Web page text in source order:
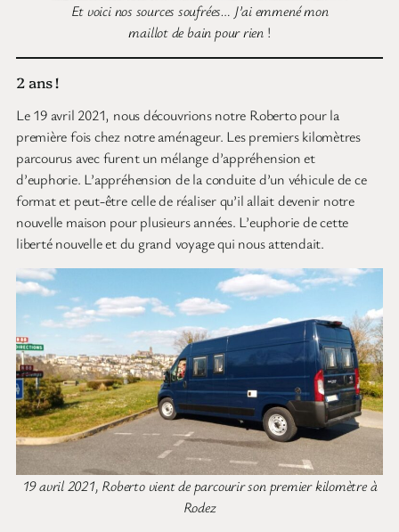
Et voici nos sources soufrées… J’ai emmené mon
maillot de bain pour rien !
2 ans !
Le 19 avril 2021, nous découvrions notre Roberto pour la
première fois chez notre aménageur. Les premiers kilomètres
parcourus avec furent un mélange d’appréhension et
d’euphorie. L’appréhension de la conduite d’un véhicule de ce
format et peut-être celle de réaliser qu’il allait devenir notre
nouvelle maison pour plusieurs années. L’euphorie de cette
liberté nouvelle et du grand voyage qui nous attendait.
19 avril 2021, Roberto vient de parcourir son premier kilomètre à
Rodez